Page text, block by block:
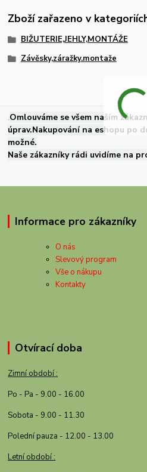
Zboží zařazeno v
BIŽUTERIE,JEHLY,MONTÁŽE
Závěsky,záražky.montaže
.Omlouváme se všem naším
úprav.Nakupování na eshopu po
možné.
Naše zákazníky rádi uvidíme na
Informace pro zákazníky
O nás
Slevový program
Vše o nákupu
Kontakty
Otvírací doba
Zimní období :
Po - Pa - 9.00 - 16.00
Sobota - 9.00 - 11.30
Polední pauza - 12.00 - 13.00
Letní období :